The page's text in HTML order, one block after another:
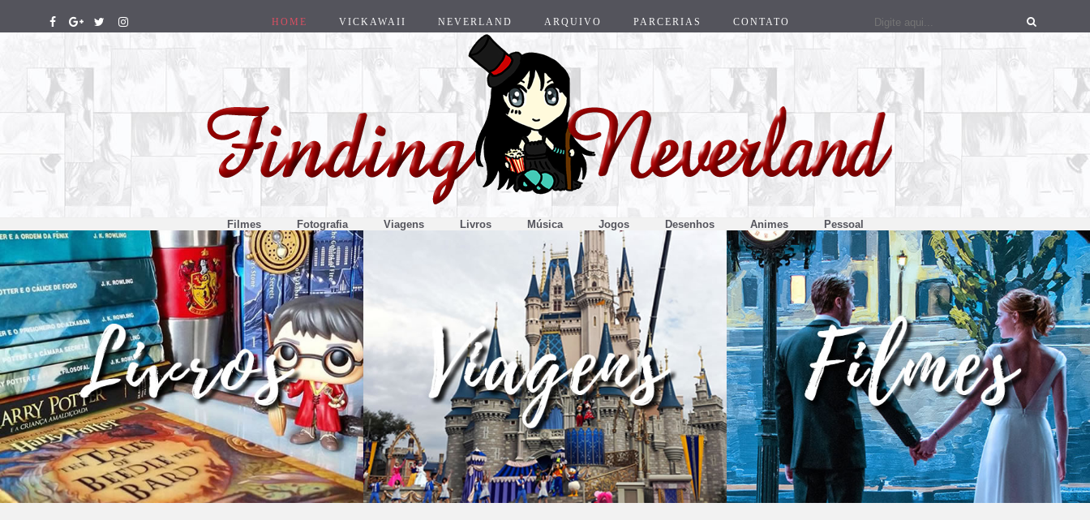
HOME VICKAWAII NEVERLAND ARQUIVO PARCERIAS CONTATO
Filmes Fotografia Viagens Livros Música Jogos Desenhos Animes Pessoal